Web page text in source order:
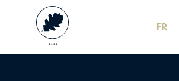
* * * *
FR